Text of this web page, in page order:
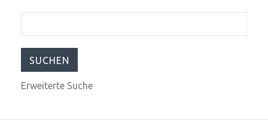
Erweiterte Suche